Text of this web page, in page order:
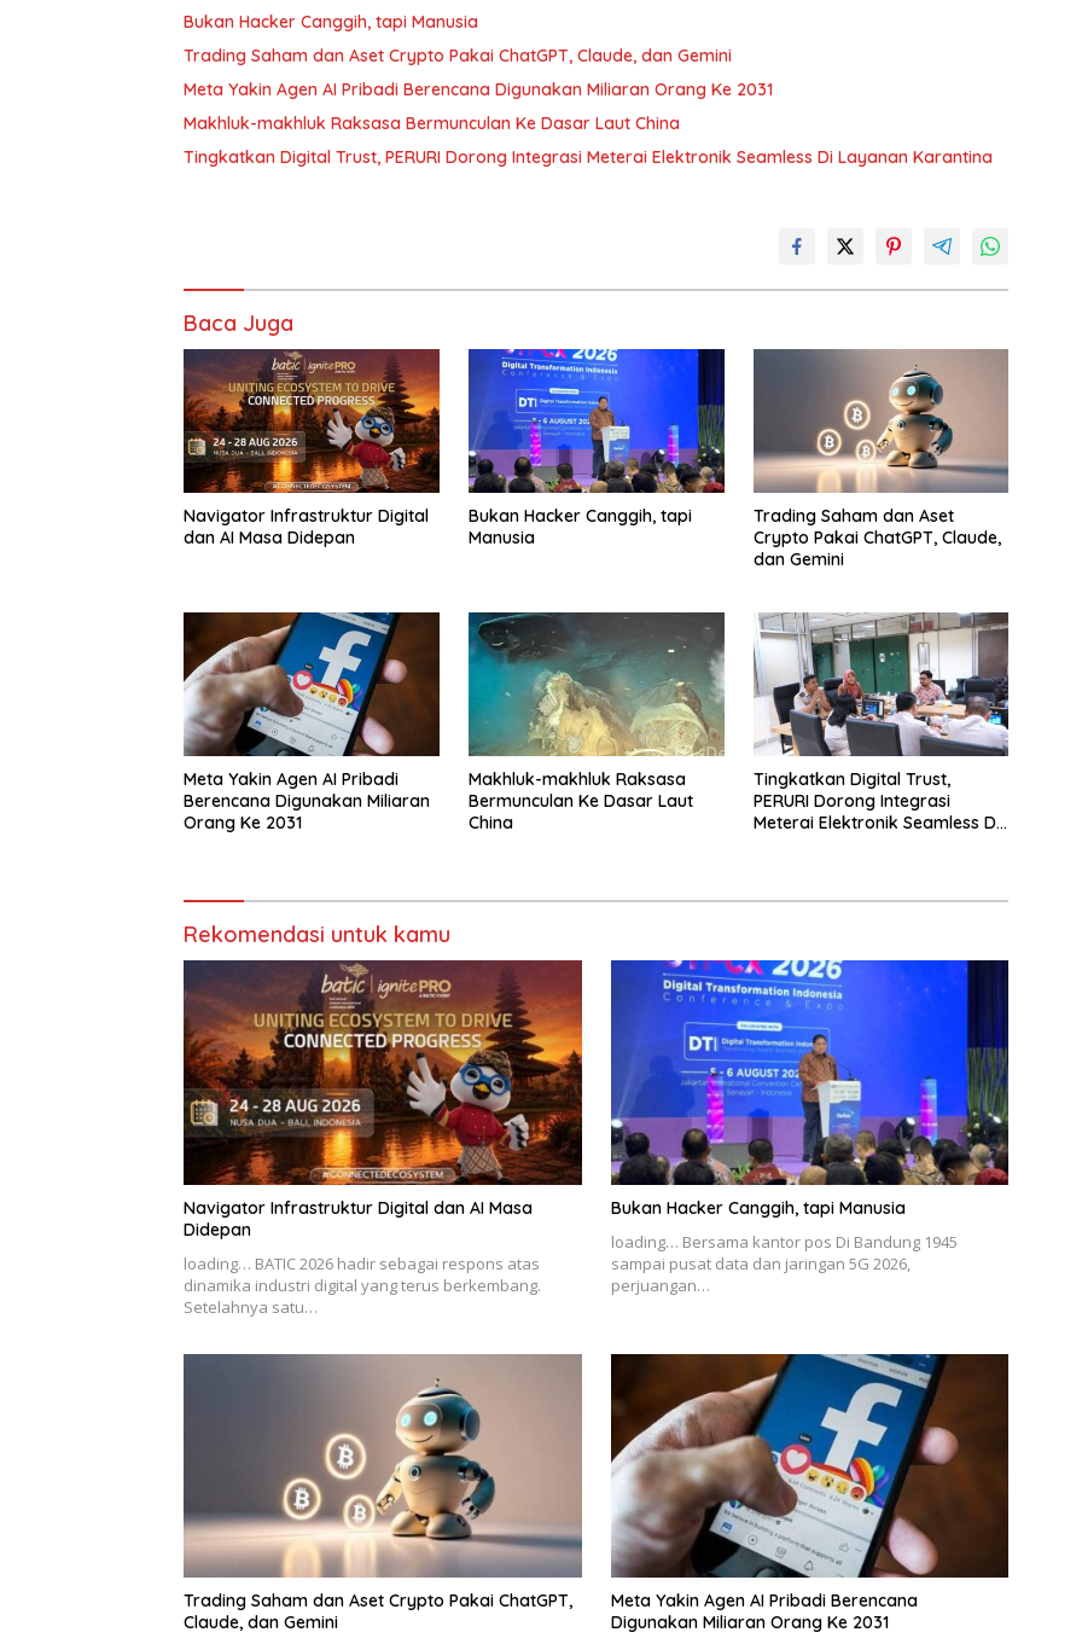
Bukan Hacker Canggih, tapi Manusia
Trading Saham dan Aset Crypto Pakai ChatGPT, Claude, dan Gemini
Meta Yakin Agen AI Pribadi Berencana Digunakan Miliaran Orang Ke 2031
Makhluk-makhluk Raksasa Bermunculan Ke Dasar Laut China
Tingkatkan Digital Trust, PERURI Dorong Integrasi Meterai Elektronik Seamless Di Layanan Karantina
Baca Juga
Navigator Infrastruktur Digital
dan AI Masa Didepan
Bukan Hacker Canggih, tapi
Manusia
Trading Saham dan Aset
Crypto Pakai ChatGPT, Claude,
dan Gemini
Meta Yakin Agen AI Pribadi
Berencana Digunakan Miliaran
Orang Ke 2031
Makhluk-makhluk Raksasa
Bermunculan Ke Dasar Laut
China
Tingkatkan Digital Trust,
PERURI Dorong Integrasi
Meterai Elektronik Seamless Di
Rekomendasi untuk kamu
Navigator Infrastruktur Digital dan AI Masa
Didepan
loading… BATIC 2026 hadir sebagai respons atas
dinamika industri digital yang terus berkembang.
Setelahnya satu…
Bukan Hacker Canggih, tapi Manusia
loading… Bersama kantor pos Di Bandung 1945
sampai pusat data dan jaringan 5G 2026,
perjuangan…
Trading Saham dan Aset Crypto Pakai ChatGPT,
Claude, dan Gemini
Meta Yakin Agen AI Pribadi Berencana
Digunakan Miliaran Orang Ke 2031